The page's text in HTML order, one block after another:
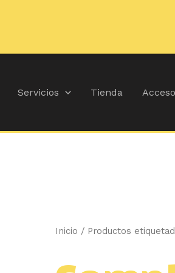
Servicios Tienda Acceso
Inicio / Productos